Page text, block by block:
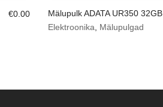
€0.00
Mälupulk ADATA UR350 32GB
Elektroonika
Mälupulgad